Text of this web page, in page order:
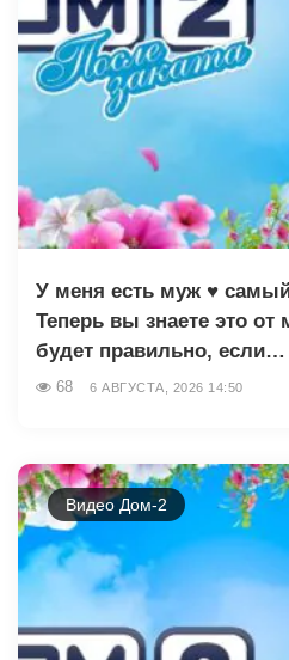
У меня есть муж ♥️
Теперь вы знаете это
будет правильно, если…
68 6 АВГУСТА, 2026 14:50
Видео Дом-2